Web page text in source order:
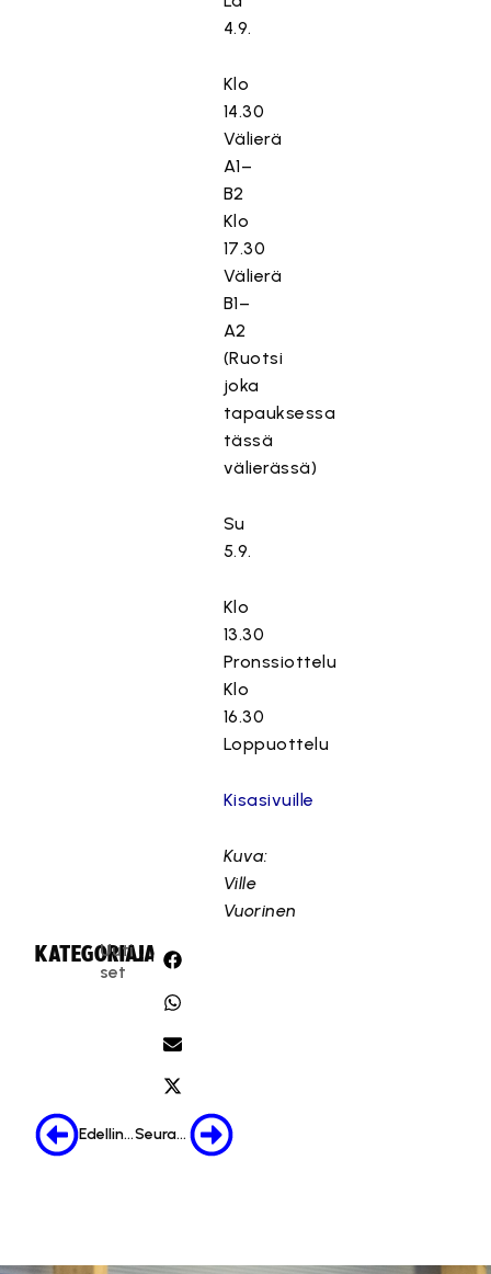
4.9.
Klo
14.30
Välierä
A1–
B2
Klo
17.30
Välierä
B1–
A2
(Ruotsi
joka
tapauksessa
tässä
välierässä)
Su
5.9.
Klo
13.30
Pronssiottelu
Klo
16.30
Loppuottelu
Kisasivuille
Kuva:
Ville
Vuorinen
KATEGORIA:
Uuti
set
JAA:
Edellinen Seuraava